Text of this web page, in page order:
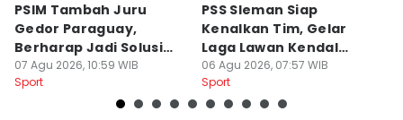
PSIM Tambah Juru
Gedor Paraguay,
Berharap Jadi Solusi
Minimnya Pencetak Gol
07 Agu 2026, 10:59 WIB
Sport
PSS Sleman Siap
Kenalkan Tim, Gelar
Laga Lawan Kendal
Tornado FC
06 Agu 2026, 07:57 WIB
Sport